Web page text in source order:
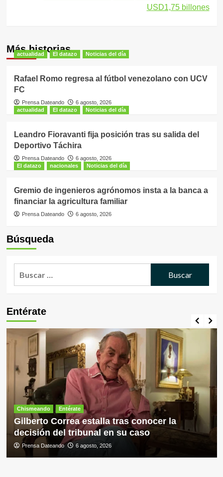
USD1,75 billones
Más historias
actualidad El datazo Noticias del día
Rafael Romo regresa al fútbol venezolano con UCV
FC
Prensa Dateando
6 agosto, 2026
actualidad
El datazo Noticias del día
Leandro Fioravanti fija posición tras su salida del
Deportivo Táchira
Prensa Dateando
6 agosto, 2026
El datazo
nacionales Noticias del día
Gremio de ingenieros agrónomos insta a la banca a
financiar la agricultura familiar
Prensa Dateando 6 agosto, 2026
Búsqueda
Entérate
Chismeando Entérate
Gilberto Correa estalla tras conocer la
decisión del tribunal en su caso
Prensa Dateando 6 agosto, 2026